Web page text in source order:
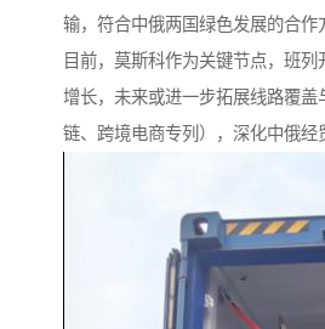
输，符合中俄两国绿色发展的合作
目前，莫斯科作为关键节点，班
增长，未来或进一步拓展线路覆盖
链、跨境电商专列），深化中俄经